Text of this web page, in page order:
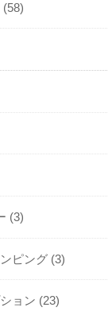
(58)
(3)
ピング (3)
ョン (23)